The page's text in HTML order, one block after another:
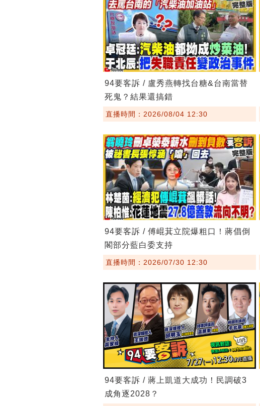
94要客訴 / 盧秀燕轉找台糖&台南當替
死鬼？結果還搞錯
直播時間：2026/08/04 12:30
94要客訴 / 傅崐萁立院爆粗口！蔣倡倒
閣部分藍白委支持
直播時間：2026/07/30 12:30
94要客訴 / 蔣上凱道大成功！民調破3
成角逐2028？